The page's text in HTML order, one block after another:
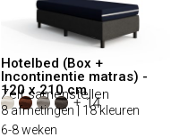
Hotelbed (Box +
Incontinentie matras) -
120 x 210 cm
Zelf samenstellen
+ 14
8 afmetingen | 18 kleuren
6-8 weken